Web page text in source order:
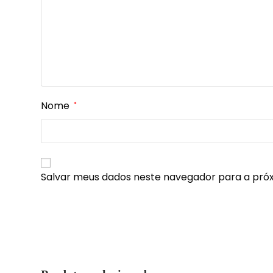
Nome *
Salvar meus dados neste navegador para a